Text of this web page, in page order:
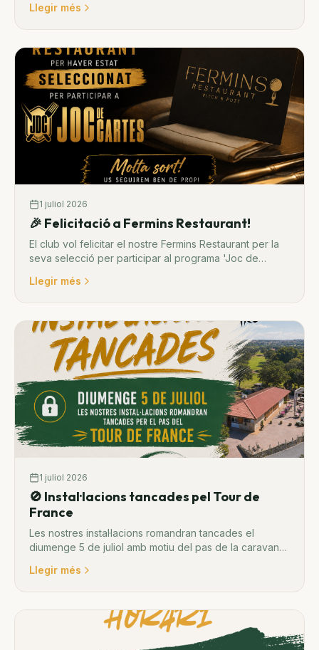
Llegir més
1 juliol 2026
🎉 Felicitació a Fermins Restaurant!
El club vol felicitar el nostre Fermins Restaurant per la
seva selecció per participar al programa 'Joc de
Llegir més
1 juliol 2026
🚫 Instal·lacions tancades pel Tour de
France
Les nostres instal·lacions romandran tancades el
diumenge 5 de juliol amb motiu del pas de la caravana
Llegir més